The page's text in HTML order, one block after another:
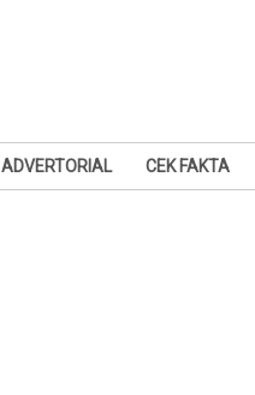
ADVERTORIAL CEK FAKTA